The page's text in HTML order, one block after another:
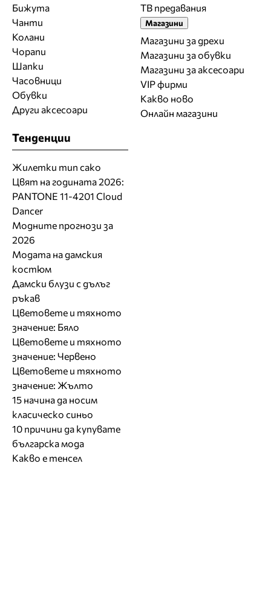
Бижута
Чанти
Колани
Чорапи
Шапки
Часовници
Обувки
Други аксесоари
ТВ предавания
Магазини
Магазини за дрехи
Магазини за обувки
Магазини за aксесоари
VIP фирми
Какво ново
Онлайн магазини
Тенденции
Жилетки тип сако
Цвят на годината 2026:
PANTONE 11-4201 Cloud
Dancer
Модните прогнози за
2026
Модата на дамския
костюм
Дамски блузи с дълъг
ръкав
Цветовете и тяхното
значение: Бяло
Цветовете и тяхното
значение: Червено
Цветовете и тяхното
значение: Жълто
15 начина да носим
класическо синьо
10 причини да купувате
българска мода
Какво е тенсел